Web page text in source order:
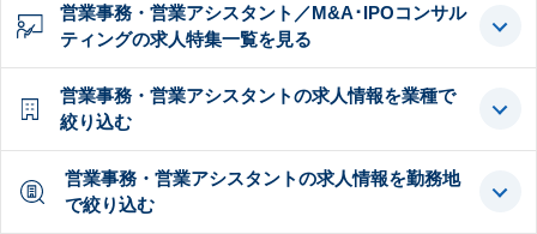
営業事務・営業アシスタント／M&A･IPOコンサル
ティングの求人特集一覧を見る
営業事務・営業アシスタントの求人情報を業種で
絞り込む
営業事務・営業アシスタントの求人情報を勤務地
で絞り込む